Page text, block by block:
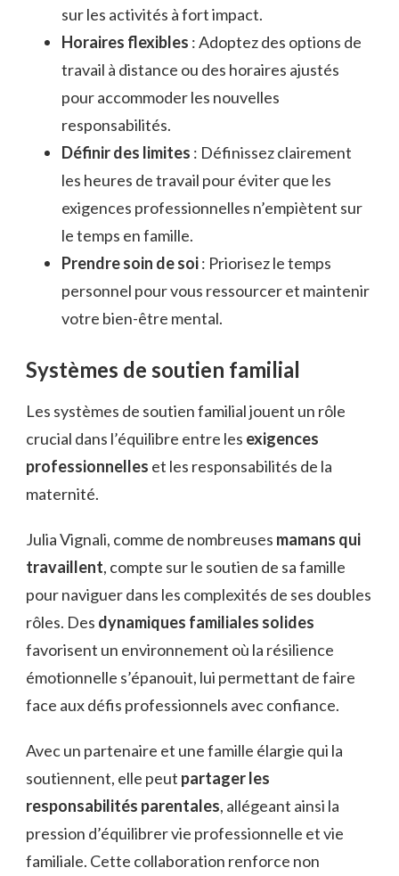
sur les activités à fort impact.
Horaires flexibles : Adoptez des options de
travail à distance ou des horaires ajustés
pour accommoder les nouvelles
responsabilités.
Définir des limites : Définissez clairement
les heures de travail pour éviter que les
exigences professionnelles n’empiètent sur
le temps en famille.
Prendre soin de soi: Priorisez le temps
personnel pour vous ressourcer et maintenir
votre bien-être mental.
Systèmes de soutien familial
Les systèmes de soutien familial jouent un rôle
crucial dans l’équilibre entre les exigences
professionnelles et les responsabilités de la
maternité.
Julia Vignali, comme de nombreuses mamans qui
travaillent, compte sur le soutien de sa famille
pour naviguer dans les complexités de ses doubles
rôles. Des dynamiques familiales solides
favorisent un environnement où la résilience
émotionnelle s’épanouit, lui permettant de faire
face aux défis professionnels avec confiance.
Avec un partenaire et une famille élargie qui la
soutiennent, elle peut partager les
responsabilités parentales, allégeant ainsi la
pression d’équilibrer vie professionnelle et vie
familiale. Cette collaboration renforce non